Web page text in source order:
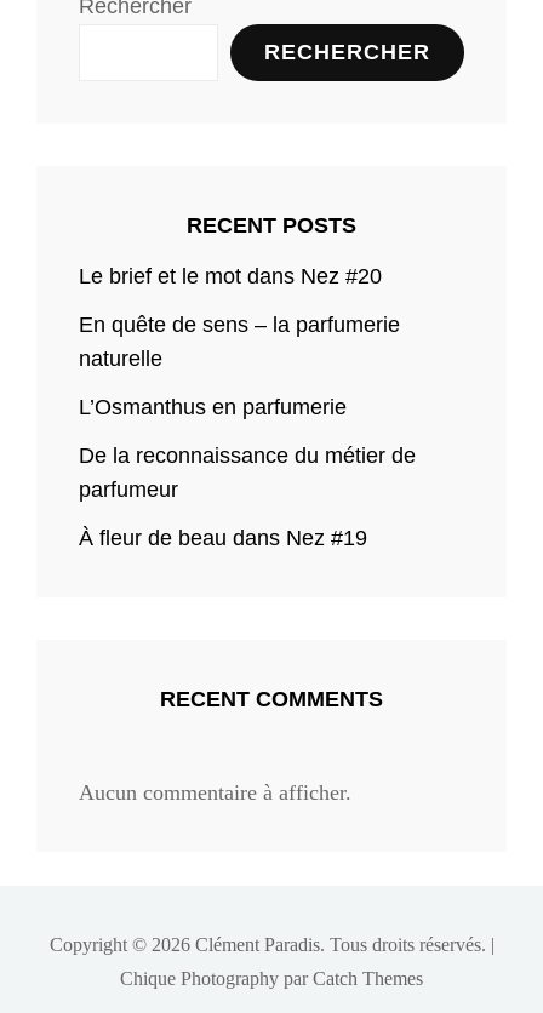
Rechercher
RECHERCHER
RECENT POSTS
Le brief et le mot dans Nez #20
En quête de sens – la parfumerie
naturelle
L’Osmanthus en parfumerie
De la reconnaissance du métier de
parfumeur
À fleur de beau dans Nez #19
RECENT COMMENTS
Aucun commentaire à afficher.
Copyright © 2026 Clément Paradis. Tous droits réservés. |
Chique Photography parCatch Themes